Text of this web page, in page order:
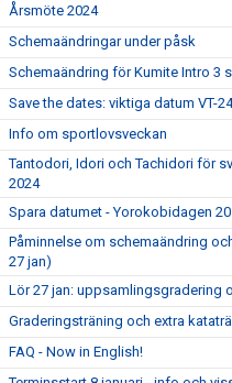
Årsmöte 2024
Schemaändringar under påsk
Schemaändring för Kumite Intro 3
Save the dates: viktiga datum VT-24
Info om sportlovsveckan
Tantodori, Idori och Tachidori för
2024
Spara datumet - Yorokobidagen
Påminnelse om schemaändring
27 jan)
Lör 27 jan: uppsamlingsgradering
Graderingsträning och extra
FAQ - Now in English!